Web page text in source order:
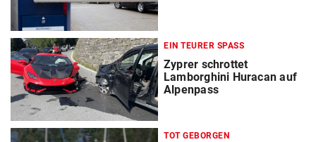
EIN TEURER SPASS
Zyprer schrottet
Lamborghini Huracan auf
Alpenpass
TOT GEBORGEN